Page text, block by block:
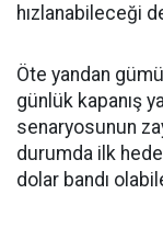
hızlanabileceği
Öte yandan
günlük kapanış
senaryosunun
durumda ilk
dolar bandı